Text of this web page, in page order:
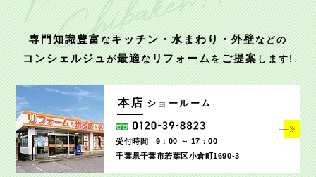
専門知識豊富なキッチン・水まわり・外壁などの
コンシェルジュが最適なリフォームをご提案します!
本店 ショールーム
受付時間
9：00 ～ 17：00
千葉県千葉市若葉区小倉町1690‐3